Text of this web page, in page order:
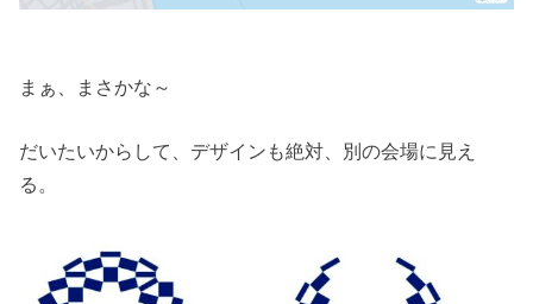
まぁ、まさかな～
だいたいからして、デザインも絶対、別の会場に見え
る。